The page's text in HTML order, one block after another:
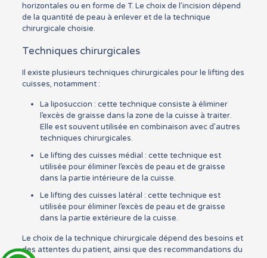
horizontales ou en forme de T. Le choix de l’incision dépend
de la quantité de peau à enlever et de la technique
chirurgicale choisie.
Techniques chirurgicales
Il existe plusieurs techniques chirurgicales pour le lifting des
cuisses, notamment :
La liposuccion : cette technique consiste à éliminer
l’excès de graisse dans la zone de la cuisse à traiter.
Elle est souvent utilisée en combinaison avec d’autres
techniques chirurgicales.
Le lifting des cuisses médial : cette technique est
utilisée pour éliminer l’excès de peau et de graisse
dans la partie intérieure de la cuisse.
Le lifting des cuisses latéral : cette technique est
utilisée pour éliminer l’excès de peau et de graisse
dans la partie extérieure de la cuisse.
Le choix de la technique chirurgicale dépend des besoins et
des attentes du patient, ainsi que des recommandations du